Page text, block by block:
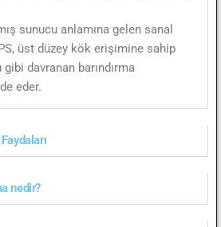
sunucu anlamına gelen sanal
üst düzey kök erişimine sahip
davranan barındırma
eder.
nedir?